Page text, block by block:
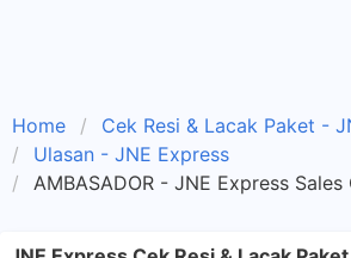
Home
Cek Resi & Lacak Paket -
Ulasan - JNE Express
AMBASADOR - JNE Express